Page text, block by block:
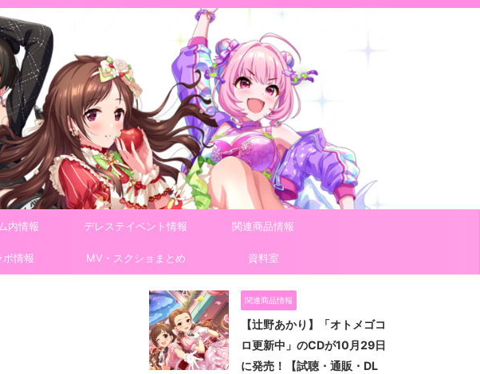
内情報 デレステイベント情報 関連商品情報
ボ情報 MV・スクショまとめ 資料室
関連商品情報
【辻野あかり】「オトメゴコ
ロ更新中」のCDが10月29日
に発売！【試聴・通販・DL